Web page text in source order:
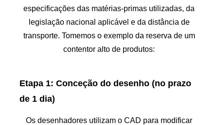
especificações das matérias-primas utilizadas, da
legislação nacional aplicável e da distância de
transporte. Tomemos o exemplo da reserva de um
contentor alto de produtos:
Etapa 1: Conceção do desenho (no prazo
de 1 dia)
Os desenhadores utilizam o CAD para modificar